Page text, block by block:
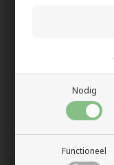
Nodig
Functioneel